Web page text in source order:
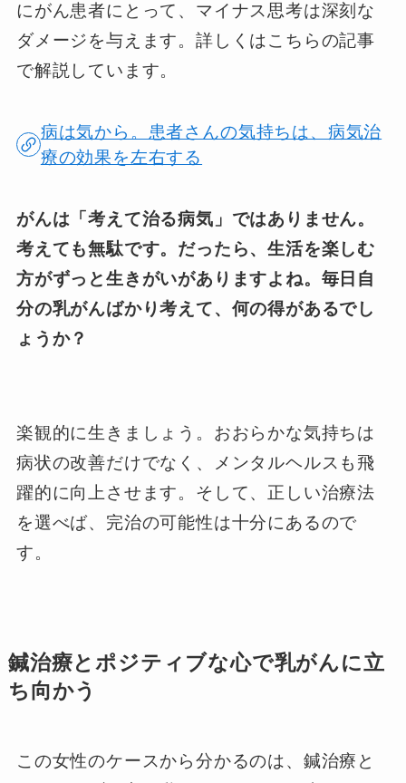
にがん患者にとって、マイナス思考は深刻な
ダメージを与えます。詳しくはこちらの記事
で解説しています。
病は気から。患者さんの気持ちは、病気治
療の効果を左右する
がんは「考えて治る病気」ではありません。
考えても無駄です。だったら、生活を楽しむ
方がずっと生きがいがありますよね。毎日自
分の乳がんばかり考えて、何の得があるでし
ょうか？
楽観的に生きましょう。おおらかな気持ちは
病状の改善だけでなく、メンタルヘルスも飛
躍的に向上させます。そして、正しい治療法
を選べば、完治の可能性は十分にあるので
す。
鍼治療とポジティブな心で乳がんに立
ち向かう
この女性のケースから分かるのは、鍼治療と